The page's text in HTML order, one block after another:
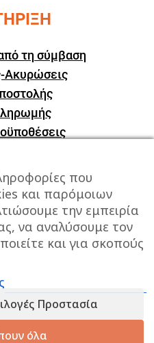
τη σύμβαση
Ακυρώσεις
Αμυγδαλεώνα
που
και παρόμοιων
την εμπειρία
να αναλύσουμε τον
και για σκοπούς
Προστασία
όλα